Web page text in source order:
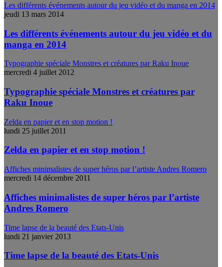
Les différents événements autour du jeu vidéo et du manga en 2014
jeudi 13 mars 2014
Les différents événements autour du jeu vidéo et du
manga en 2014
Typographie spéciale Monstres et créatures par Raku Inoue
mercredi 4 juillet 2012
Typographie spéciale Monstres et créatures par
Raku Inoue
Zelda en papier et en stop motion !
lundi 25 juillet 2011
Zelda en papier et en stop motion !
Affiches minimalistes de super héros par l’artiste Andres Romero
mercredi 14 décembre 2011
Affiches minimalistes de super héros par l’artiste
Andres Romero
Time lapse de la beauté des Etats-Unis
lundi 21 janvier 2013
Time lapse de la beauté des Etats-Unis